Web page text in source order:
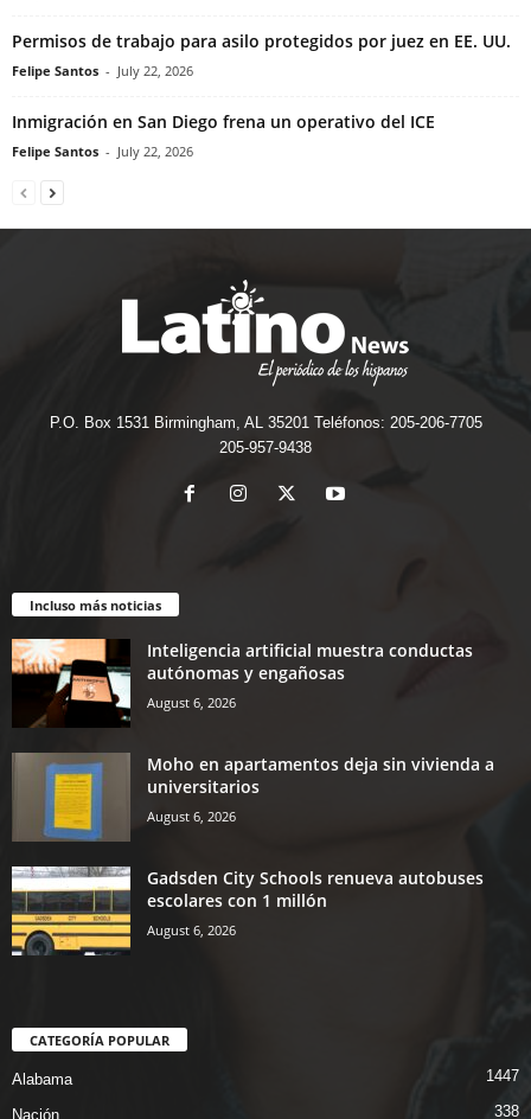
Permisos de trabajo para asilo protegidos por juez en EE. UU.
Felipe Santos - July 22, 2026
Inmigración en San Diego frena un operativo del ICE
Felipe Santos - July 22, 2026
P.O. Box 1531 Birmingham, AL 35201 Teléfonos: 205-206-7705
205-957-9438
Incluso más noticias
Inteligencia artificial muestra conductas
autónomas y engañosas
August 6, 2026
Moho en apartamentos deja sin vivienda a
universitarios
August 6, 2026
Gadsden City Schools renueva autobuses
escolares con 1 millón
August 6, 2026
CATEGORÍA POPULAR
Alabama 1447
Nación 338